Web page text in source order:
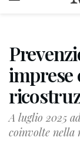
imprese
A luglio 2025
coinvolte nella